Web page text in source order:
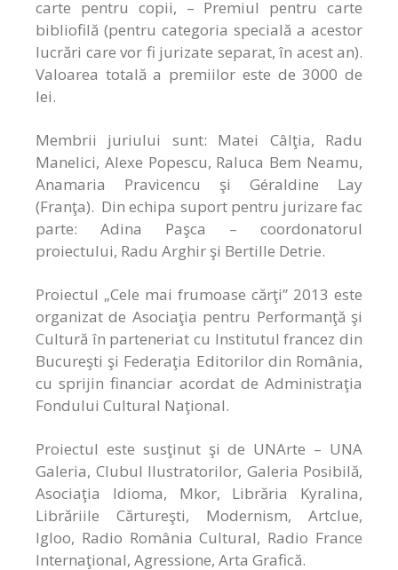
carte pentru copii, – Premiul pentru carte
bibliofilă (pentru categoria specială a acestor
lucrări care vor fi jurizate separat, în acest an).
Valoarea totală a premiilor este de 3000 de
lei.
Membrii juriului sunt: Matei Câlţia, Radu
Manelici, Alexe Popescu, Raluca Bem Neamu,
Anamaria Pravicencu şi Géraldine Lay
(Franţa). Din echipa suport pentru jurizare fac
parte: Adina Paşca – coordonatorul
proiectului, Radu Arghir şi Bertille Detrie.
Proiectul „Cele mai frumoase cărţi” 2013 este
organizat de Asociaţia pentru Performanţă şi
Cultură în parteneriat cu Institutul francez din
Bucureşti şi Federaţia Editorilor din România,
cu sprijin financiar acordat de Administraţia
Fondului Cultural Naţional.
Proiectul este susţinut şi de UNArte – UNA
Galeria, Clubul Ilustratorilor, Galeria Posibilă,
Asociaţia Idioma, Mkor, Librăria Kyralina,
Librăriile Cărtureşti, Modernism, Artclue,
Igloo, Radio România Cultural, Radio France
Internaţional, Agressione, Arta Grafică.